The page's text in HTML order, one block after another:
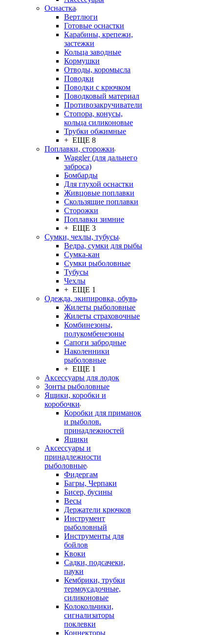
Оснастка
Вертлюги
Готовые оснастки
Карабины, крепежи,
застежки
Кольца заводные
Кормушки
Отводы, коромысла
Поводки
Поводки с крючком
Поводковый материал
Противозакручиватели
Стопора, конусы,
кольца силиконовые
Трубки обжимные
+ ЕЩЕ 8
Поплавки, сторожки
Waggler (для дальнего
заброса)
Бомбарды
Для глухой оснастки
Живцовые поплавки
Скользящие поплавки
Сторожки
Поплавки зимние
+ ЕЩЕ 3
Сумки, чехлы, тубусы
Ведра, сумки для рыбы
Сумка-кан
Сумки рыболовные
Тубусы
Чехлы
+ ЕЩЕ 1
Одежда, экипировка, обувь
Жилеты рыболовные
Жилеты страховочные
Комбинезоны,
полукомбенезоны
Сапоги забродные
Наколенники
рыболовные
+ ЕЩЕ 1
Аксессуары для лодок
Зонты рыболовные
Ящики, коробки и
коробочки
Коробки для приманок
и рыболов.
принадлежностей
Ящики
Аксессуары и
принадлежности
рыболовные
Фидергам
Багры, Черпаки
Бисер, бусины
Весы
Держатели крючков
Инструмент
рыболовный
Инструменты для
бойлов
Квоки
Садки, подсачеки,
пауки
Кембрики, трубки
термоусадочные,
силиконовые
Колокольчики,
сигнализаторы
поклевки
Коннекторы